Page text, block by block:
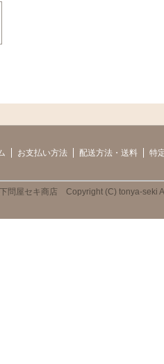
お支払い方法 配送方法・送料 特
問屋セキ商店 Copyright (C) tonya-seki